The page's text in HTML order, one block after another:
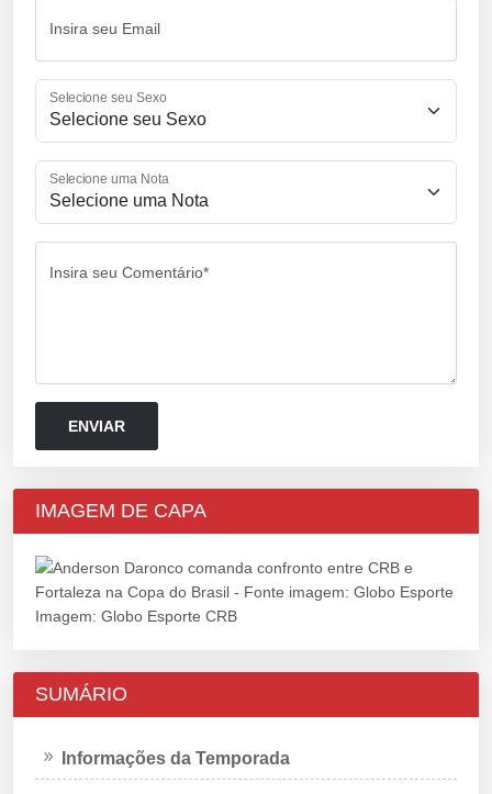
Insira seu Email
Selecione seu Sexo
Selecione uma Nota
Insira seu Comentário*
IMAGEM DE CAPA
Imagem: Globo Esporte CRB
SUMÁRIO
Informações da Temporada